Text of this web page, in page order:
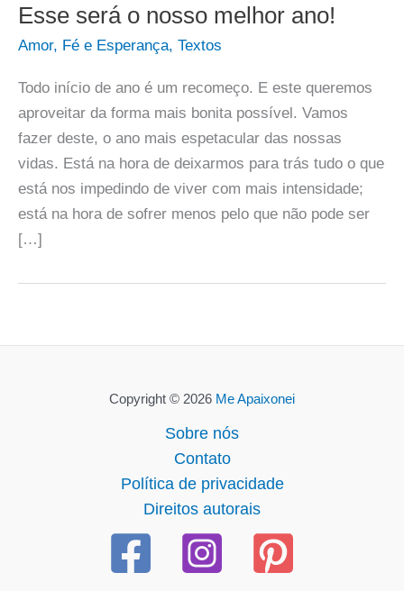
Esse será o nosso melhor ano!
Amor, Fé e Esperança, Textos
Todo início de ano é um recomeço. E este queremos
aproveitar da forma mais bonita possível. Vamos
fazer deste, o ano mais espetacular das nossas
vidas. Está na hora de deixarmos para trás tudo o que
está nos impedindo de viver com mais intensidade;
está na hora de sofrer menos pelo que não pode ser
[…]
Copyright © 2026 Me Apaixonei
Sobre nós
Contato
Política de privacidade
Direitos autorais